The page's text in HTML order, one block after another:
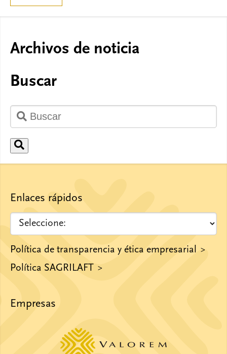
Archivos de noticia
Buscar
Enlaces rápidos
Política de transparencia y ética empresarial
Política SAGRILAFT
Empresas